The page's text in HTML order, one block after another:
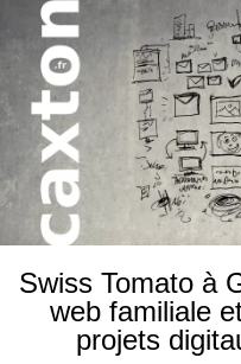
Swiss Tomato à
web familiale
projets